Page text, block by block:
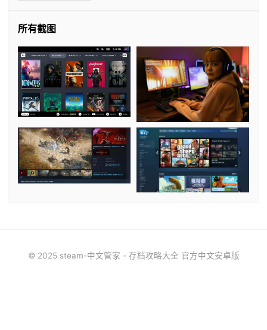
所有截图
© 2025 steam-中文管家 - 存档攻略大全 官方中文安卓版